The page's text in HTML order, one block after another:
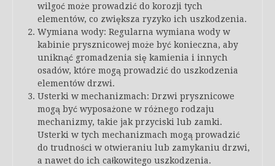
wilgoć może prowadzić do korozji tych
elementów, co zwiększa ryzyko ich uszkodzenia.
Wymiana wody: Regularna wymiana wody w
kabinie prysznicowej może być konieczna, aby
uniknąć gromadzenia się kamienia i innych
osadów, które mogą prowadzić do uszkodzenia
elementów drzwi.
Usterki w mechanizmach: Drzwi prysznicowe
mogą być wyposażone w różnego rodzaju
mechanizmy, takie jak przyciski lub zamki.
Usterki w tych mechanizmach mogą prowadzić
do trudności w otwieraniu lub zamykaniu drzwi,
a nawet do ich całkowitego uszkodzenia.